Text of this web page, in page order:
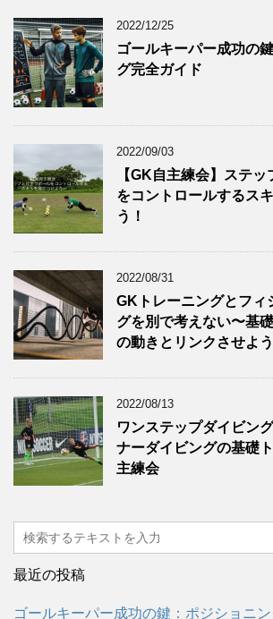
2022/12/25
ゴールキーパー成功の
グ完全ガイド
2022/09/03
【GK自主練会】ステ
をコントロールするス
う！
2022/08/31
GKトレーニングとフィ
グを別で考えない〜基
の動きとリンクさせよ
2022/08/13
ワンステップダイビン
ナーダイビングの基礎
主練会
最近の投稿
ゴールキーパー成功の鍵：ポジショニ